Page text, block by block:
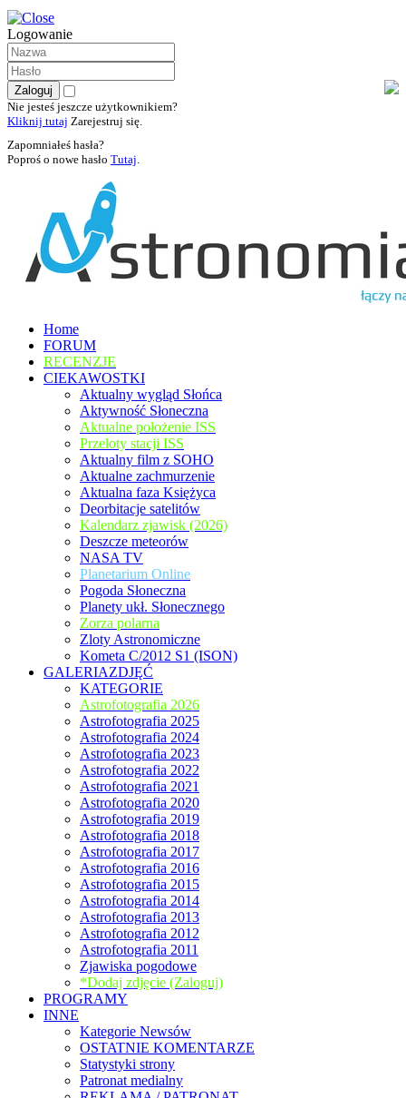
Logowanie
Nie jesteś jeszcze użytkownikiem?
Kliknij tutaj Zarejestruj się.
Zapomniałeś hasła?
Poproś o nowe hasło Tutaj.
Home
FORUM
RECENZJE
CIEKAWOSTKI
Aktualny wygląd Słońca
Aktywność Słoneczna
Aktualne położenie ISS
Przeloty stacji ISS
Aktualny film z SOHO
Aktualne zachmurzenie
Aktualna faza Księżyca
Deorbitacje satelitów
Kalendarz zjawisk (2026)
Deszcze meteorów
NASA TV
Planetarium Online
Pogoda Słoneczna
Planety ukł. Słonecznego
Zorza polarna
Zloty Astronomiczne
Kometa C/2012 S1 (ISON)
GALERIAZDJĘĆ
KATEGORIE
Astrofotografia 2026
Astrofotografia 2025
Astrofotografia 2024
Astrofotografia 2023
Astrofotografia 2022
Astrofotografia 2021
Astrofotografia 2020
Astrofotografia 2019
Astrofotografia 2018
Astrofotografia 2017
Astrofotografia 2016
Astrofotografia 2015
Astrofotografia 2014
Astrofotografia 2013
Astrofotografia 2012
Astrofotografia 2011
Zjawiska pogodowe
*Dodaj zdjęcie (Zaloguj)
PROGRAMY
INNE
Kategorie Newsów
OSTATNIE KOMENTARZE
Statystyki strony
Patronat medialny